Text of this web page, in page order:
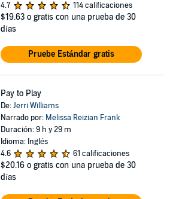
4.7
114 calificaciones
$19.63 o gratis con una prueba de 30
días
Pruebe Estándar gratis
Pay to Play
De:Jerri Williams
Narrado por: Melissa Reizian Frank
Duración: 9 h y 29 m
Idioma: Inglés
4.6
61 calificaciones
$20.16 o gratis con una prueba de 30
días